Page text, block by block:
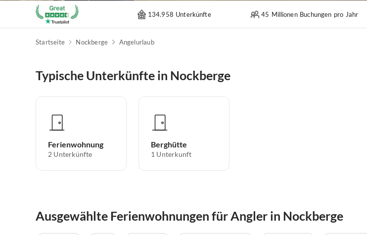
134.958 Unterkünfte 45 Millionen Buchungen pro Jahr
Startseite Nockberge Angelurlaub
Typische Unterkünfte in Nockberge
Ferienwohnung
2 Unterkünfte
Berghütte
1 Unterkunft
Ausgewählte Ferienwohnungen für Angler in Nockberge